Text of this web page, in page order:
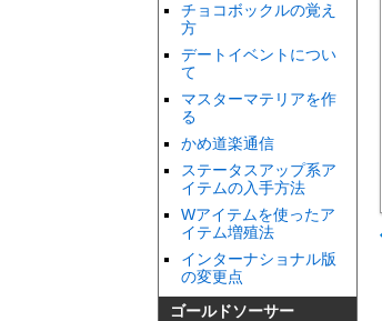
チョコボックルの覚え
方
デートイベントについ
て
マスターマテリアを作
る
かめ道楽通信
ステータスアップ系ア
イテムの入手方法
Wアイテムを使ったア
イテム増殖法
インターナショナル版
の変更点
ゴールドソーサー